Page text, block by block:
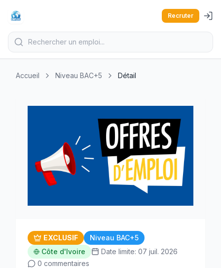
Recruter
Accueil Niveau BAC+5 Détail
EXCLUSIF
Niveau BAC+5
Côte d'Ivoire
Date limite: 07 juil. 2026
0 commentaires